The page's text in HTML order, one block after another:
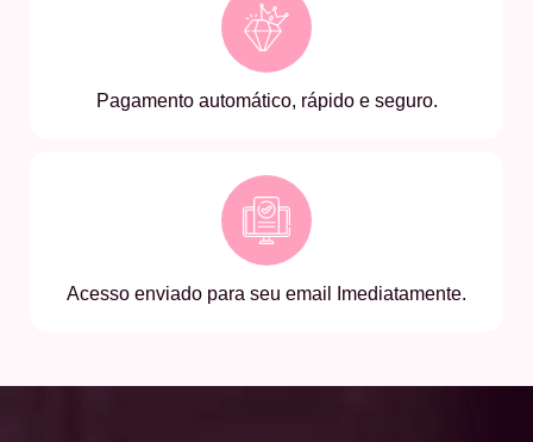
Pagamento automático, rápido e seguro.
Acesso enviado para seu email Imediatamente.